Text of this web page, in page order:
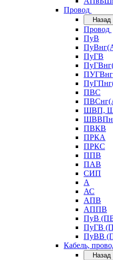
Провод
Назад
Провод
ПуВ
ПуГВ
ПВС
ШВП,
ПВКВ
ПРКА
ПРКС
ППВ
ПАВ
СИП
А
АС
АПВ
АППВ
ПуВ
ПуГВ
ПуВВ
Кабель,
Назад